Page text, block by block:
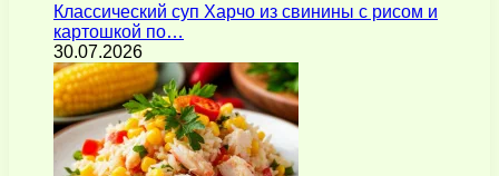
Классический суп Харчо из свинины с рисом и
картошкой по…
30.07.2026